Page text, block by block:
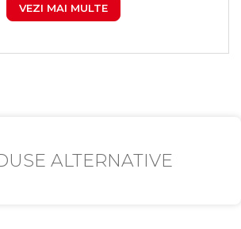
VEZI MAI MULTE
ALTERNATIVE